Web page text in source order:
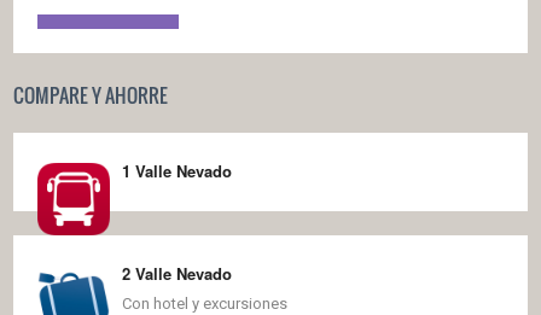
COMPARE Y AHORRE
1 Valle Nevado
2 Valle Nevado
Con hotel y excursiones